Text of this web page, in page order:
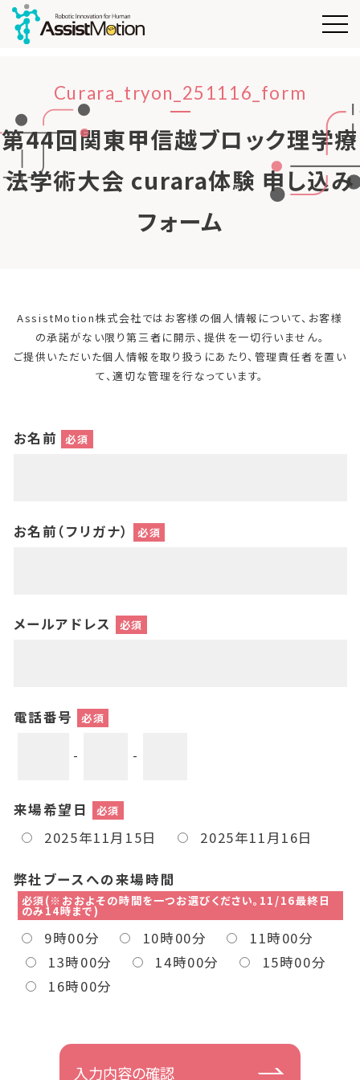
Curara_tryon_251116_form
第44回関東甲信越ブロック理学療
法学術大会 curara体験 申し込み
フォーム
AssistMotion株式会社ではお客様の個人情報について、お客様
の承諾がない限り第三者に開示、提供を一切行いません。
ご提供いただいた個人情報を取り扱うにあたり、管理責任者を置い
て、適切な管理を行なっています。
お名前 必須
お名前（フリガナ） 必須
メールアドレス 必須
電話番号 必須
- -
来場希望日 必須
2025年11月15日 2025年11月16日
弊社ブースへの来場時間
必須(※おおよその時間を一つお選びください。11/16最終日
のみ14時まで)
9時00分 10時00分
11時00分
13時00分
14時00分
15時00分
16時00分